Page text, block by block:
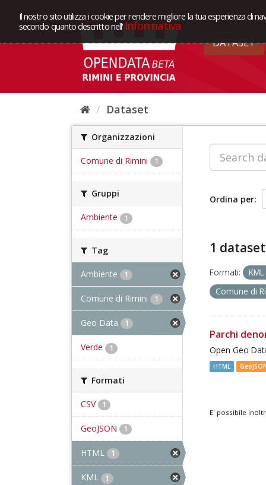
Il nostro sito utilizza i cookie per rendere migliore la tua esperienza di
secondo quanto descritto nell' Informativa
DATASET
Dataset
Organizzazioni
Comune di Rimini 1
Gruppi
Ambiente 1
Tag
Ambiente 1
Comune di Rimini 1
Geo Data 1
Verde 1
Formati
CSV 1
GeoJSON 1
HTML 1
KML 1
Ordina per
1
Formati:
KML
Comune di
Parchi
Open Geo
HTML
E' possibile